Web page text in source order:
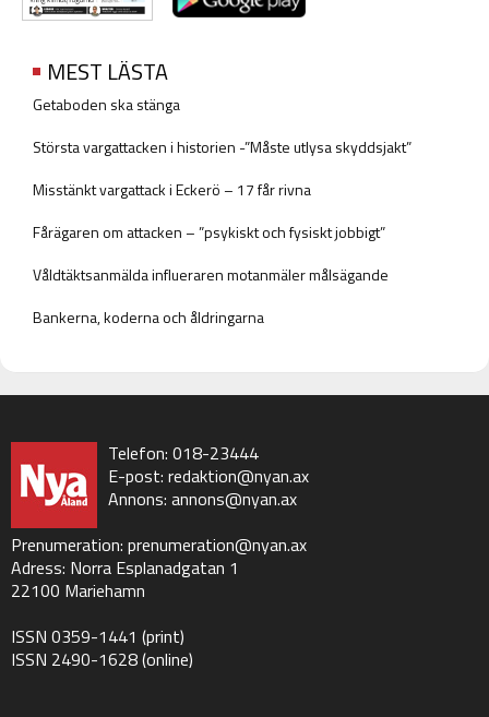
MEST LÄSTA
Getaboden ska stänga
Största vargattacken i historien -”Måste utlysa skyddsjakt”
Misstänkt vargattack i Eckerö – 17 får rivna
Fårägaren om attacken – ”psykiskt och fysiskt jobbigt”
Våldtäktsanmälda influeraren motanmäler målsägande
Bankerna, koderna och åldringarna
Telefon: 018-23444
E-post: redaktion@nyan.ax
Annons: annons@nyan.ax
Prenumeration: prenumeration@nyan.ax
Adress: Norra Esplanadgatan 1
22100 Mariehamn
ISSN 0359-1441 (print)
ISSN 2490-1628 (online)